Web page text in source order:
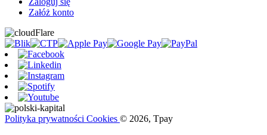
Załóż konto
Polityka prywatności Cookies © 2026, Tpay